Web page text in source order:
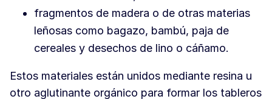
fragmentos de madera o de otras materias
leñosas como bagazo, bambú, paja de
cereales y desechos de lino o cáñamo.
Estos materiales están unidos mediante resina u
otro aglutinante orgánico para formar los tableros